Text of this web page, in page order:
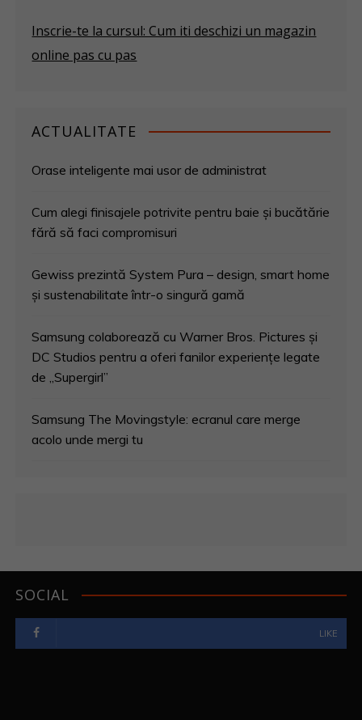
Inscrie-te la cursul: Cum iti deschizi un magazin
online pas cu pas
ACTUALITATE
Orase inteligente mai usor de administrat
Cum alegi finisajele potrivite pentru baie și bucătărie
fără să faci compromisuri
Gewiss prezintă System Pura – design, smart home
și sustenabilitate într-o singură gamă
Samsung colaborează cu Warner Bros. Pictures și
DC Studios pentru a oferi fanilor experiențe legate
de „Supergirl”
Samsung The Movingstyle: ecranul care merge
acolo unde mergi tu
SOCIAL
LIKE